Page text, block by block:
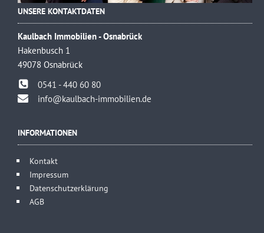
UNSERE KONTAKTDATEN
Kaulbach Immobilien - Osnabrück
Hakenbusch 1
49078 Osnabrück
0541 - 440 60 80
info@kaulbach-immobilien.de
INFORMATIONEN
Kontakt
Impressum
Datenschutzerklärung
AGB